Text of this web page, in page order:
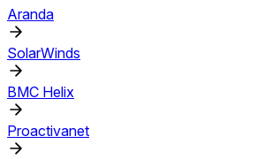
Aranda
SolarWinds
BMC Helix
Proactivanet